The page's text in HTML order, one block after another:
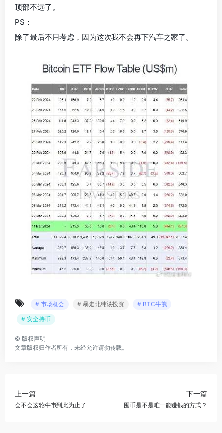
顶部不远了。
PS：
除了最后不用考虑，因为这次我不会再下汽车之家了。
# 市场机会 # 暴走北纬谈投资
# BTC牛熊
# 安全持币
© 版权声明
文章版权归作者所有，未经允许请勿转载。
上一篇
会不会这轮牛市到此为止了
下一篇
囤币是不是唯一能赚钱的方式？